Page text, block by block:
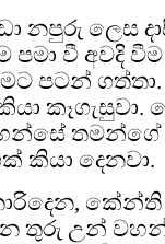
නපුරු ලෙස
වී අවදි වීම
පටන් ගත්තා.
කෑගැසුවා.
තමන්ගේ
කියා දෙනවා.
කේන්ති
තුරු උන්